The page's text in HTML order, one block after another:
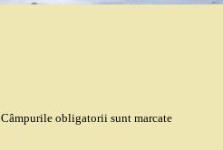
Câmpurile obligatorii sunt marcate